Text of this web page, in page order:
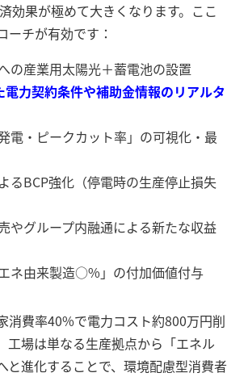
効果が極めて大きくなります。ここ
ーチが有効です：
の産業用太陽光＋蓄電池の設置
電力契約条件や補助金情報のリアルタ
電・ピークカット率」の可視化・最
るBCP強化（停電時の生産停止損失
やグループ内融通による新たな収益
ネ由来製造○%」の付加価値付与
消費率40%で電力コスト約800万円削
工場は単なる生産拠点から「エネル
と進化することで、環境配慮型消費者